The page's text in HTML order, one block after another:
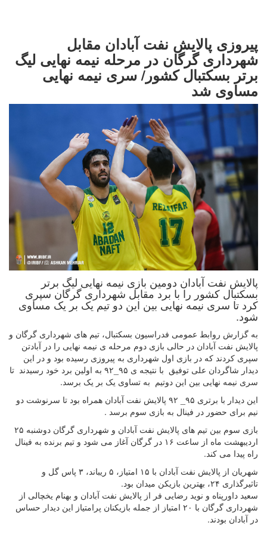
پیروزی پالایش نفت آبادان مقابل
شهرداری گرگان در مرحله نیمه نهایی لیگ
برتر بسکتبال کشور/ سری نیمه نهایی
مساوی شد
پالایش نفت آبادان دومین بازی نیمه نهایی لیگ برتر
بسکتبال کشور را با برد مقابل شهرداری گرگان سپری
کرد تا سری نیمه نهایی بین این دو تیم یک بر یک مساوی
شود.
به گزارش روابط عمومی فدراسیون بسکتبال، تیم های شهرداری گرگان و
پالایش نفت آبادان در حالی بازی دوم مرحله ی نیمه نهایی را در آبادتن
سپری کردند که در بازی اول شهرداری به پیروزی رسیده بود و در این
دیدار شاگردان علی توفیق با نتیجه ی ۹۵_۹۲ به اولین برد خود رسیدند تا
سری نیمه نهایی بین این دو‌تیم به تساوی یک بر یک برسد.
این دیدار با برتری ۹۵_ ۹۲ پالایش نفت آبادان همراه بود تا سرنوشت دو
نیم برای حضور در فینال به بازی سوم برسد .
بازی سوم بین تیم های پالایش نفت آبادان و شهرداری گرگان دوشنبه ۲۵
اردیبهشت ماه از ساعت ۱۶ در گرگان آغاز می شود و تیم برنده به فینال
راه پیدا می کند.
شهریان از پالایش نفت آبادان با ۱۵ امتیاز، ۵ ریباند، ۳ پاس گل و
تاثیرگذاری ۲۴، بهترین بازیکن میدان بود.
سعید داورپناه و نوید رضایی فر از پالایش نفت آبادان و بهنام یخچالی از
شهرداری گرگان با ۲۰ امتیاز از جمله بازیکنان پرامتیاز این دیدار حساس
در آبادان بودند.